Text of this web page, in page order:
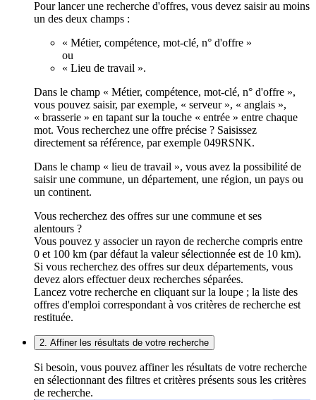
Pour lancer une recherche d'offres, vous devez saisir au moins
un des deux champs :
« Métier, compétence, mot-clé, n° d'offre »
ou
« Lieu de travail ».
Dans le champ « Métier, compétence, mot-clé, n° d'offre »,
vous pouvez saisir, par exemple, « serveur », « anglais »,
« brasserie » en tapant sur la touche « entrée » entre chaque
mot. Vous recherchez une offre précise ? Saisissez
directement sa référence, par exemple 049RSNK.
Dans le champ « lieu de travail », vous avez la possibilité de
saisir une commune, un département, une région, un pays ou
un continent.
Vous recherchez des offres sur une commune et ses
alentours ?
Vous pouvez y associer un rayon de recherche compris entre
0 et 100 km (par défaut la valeur sélectionnée est de 10 km).
Si vous recherchez des offres sur deux départements, vous
devez alors effectuer deux recherches séparées.
Lancez votre recherche en cliquant sur la loupe ; la liste des
offres d'emploi correspondant à vos critères de recherche est
restituée.
2. Affiner les résultats de votre recherche
Si besoin, vous pouvez affiner les résultats de votre recherche
en sélectionnant des filtres et critères présents sous les critères
de recherche.